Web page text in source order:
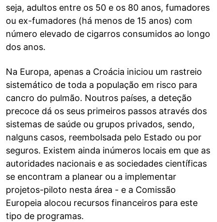
seja, adultos entre os 50 e os 80 anos, fumadores
ou ex-fumadores (há menos de 15 anos) com
número elevado de cigarros consumidos ao longo
dos anos.
Na Europa, apenas a Croácia iniciou um rastreio
sistemático de toda a população em risco para
cancro do pulmão. Noutros países, a deteção
precoce dá os seus primeiros passos através dos
sistemas de saúde ou grupos privados, sendo,
nalguns casos, reembolsada pelo Estado ou por
seguros. Existem ainda inúmeros locais em que as
autoridades nacionais e as sociedades científicas
se encontram a planear ou a implementar
projetos-piloto nesta área - e a Comissão
Europeia alocou recursos financeiros para este
tipo de programas.